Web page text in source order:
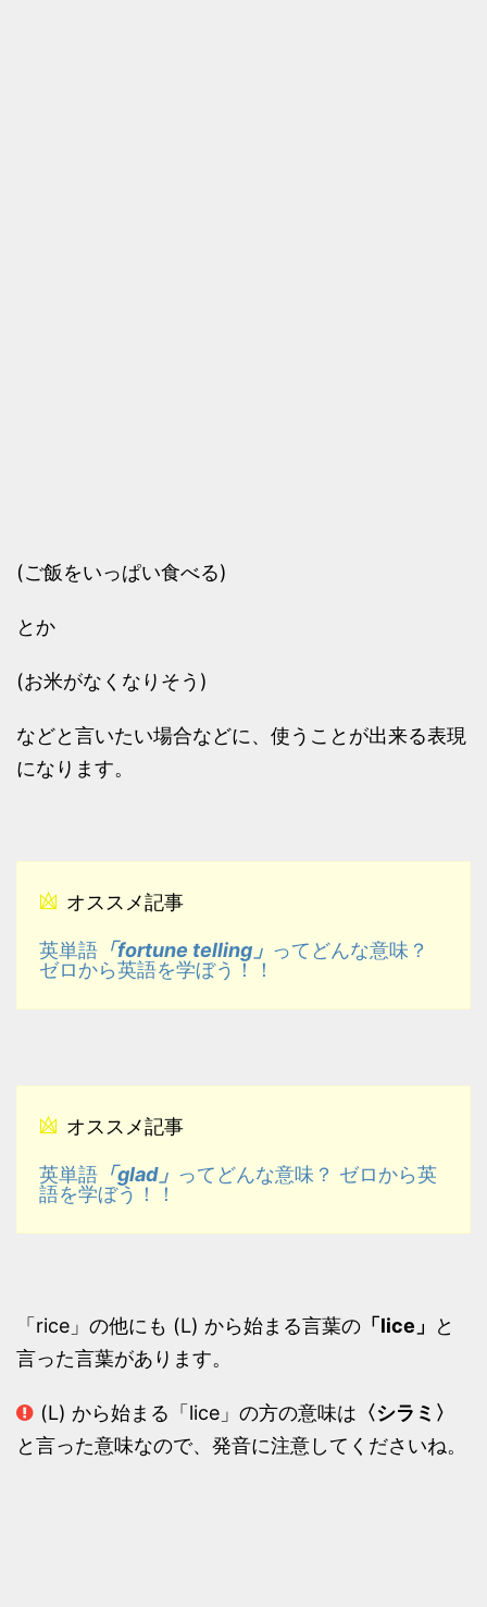
(ご飯をいっぱい食べる)
とか
(お米がなくなりそう)
などと言いたい場合などに、使うことが出来る表現
になります。
オススメ記事
英単語 「fortune telling」
ってどんな意味？
ゼロから英語を学ぼう！！
オススメ記事
英単語 「glad」
ってどんな意味？ ゼロから英
語を学ぼう！！
「rice」の他にも (L) から始まる言葉の 「lice」
と
言った言葉があります。
(L) から始まる「lice」の方の意味は 〈シラミ〉
と言った意味なので、発音に注意してくださいね。